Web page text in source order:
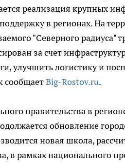
реализация крупных
в регионах. На
"Северного радиуса"
за счет
улучшить логистику и
сообщаетBig-Rostov.ru.
правительства в
обновление
новая школа,
в рамках национального